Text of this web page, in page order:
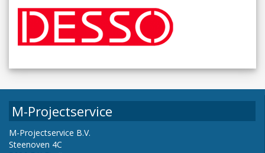
M-Projectservice
M-Projectservice B.V.
Steenoven 4C